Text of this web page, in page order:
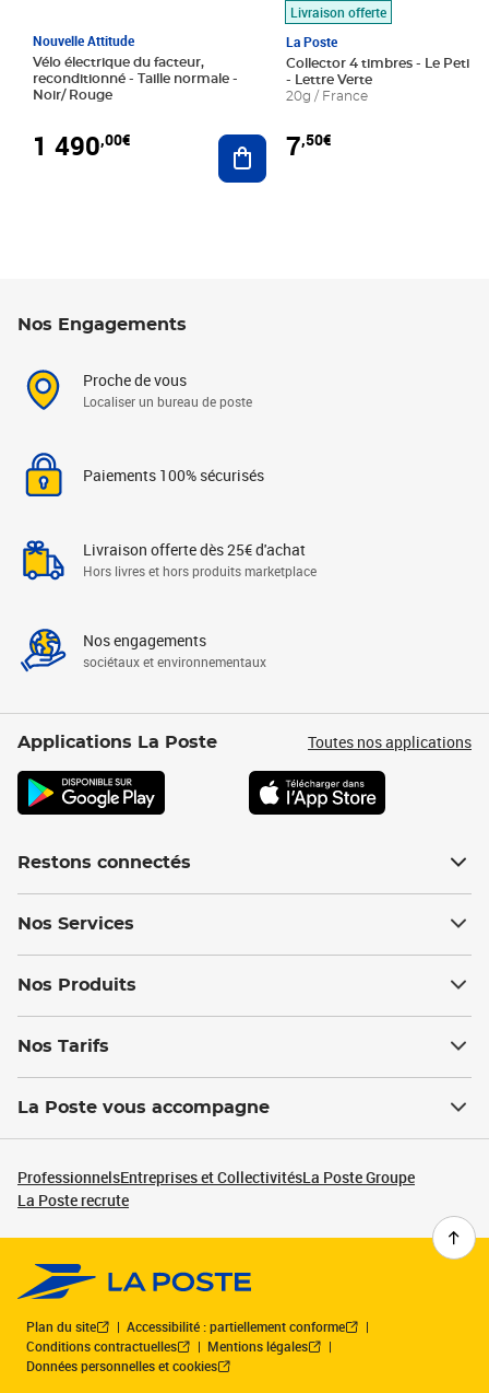
Nouvelle Attitude
Vélo électrique du facteur,
reconditionné - Taille normale -
Noir/ Rouge
1 490,00€ Ajouter au panier
Livraison offerte
La Poste
Collector 4 timbres - Le Petit
- Lettre Verte
20g / France
7,50€
Nos Engagements
Proche de vous
Localiser un bureau de poste
Paiements 100% sécurisés
Livraison offerte dès 25€ d'achat
Hors livres et hors produits marketplace
Nos engagements
sociétaux et environnementaux
Applications La Poste Toutes nos applications
Restons connectés
Nos Services
Nos Produits
Nos Tarifs
La Poste vous accompagne
ProfessionnelsEntreprises et CollectivitésLa Poste Groupe
La Poste recrute
Plan du site
Accessibilité : partiellement conforme
Conditions contractuelles
Mentions légales
Données personnelles et cookies